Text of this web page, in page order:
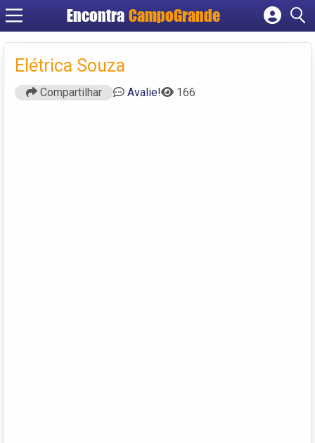
Encontra CampoGrande
Cadastrar empresa
Elétrica Souza
Compartilhar Avalie! 166